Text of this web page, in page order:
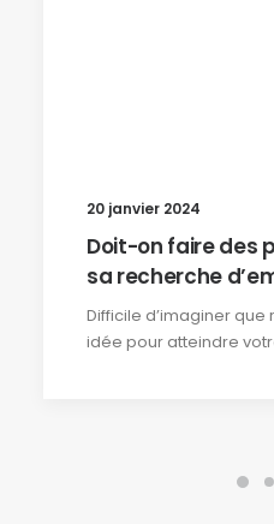
20 janvier 2024
Doit-on faire des
sa recherche
Difficile d’imaginer
idée pour atteindre